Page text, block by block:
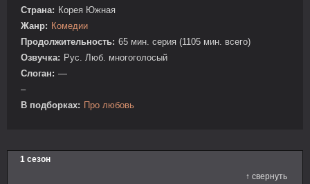
Страна: Корея Южная
Жанр: Комедии
Продолжительность: 65 мин. серия (1105 мин. всего)
Озвучка: Рус. Люб. многоголосый
Слоган: —
–
В подборках: Про любовь
1 сезон
↑ свернуть